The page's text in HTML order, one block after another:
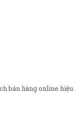
bán hàng online hiệu